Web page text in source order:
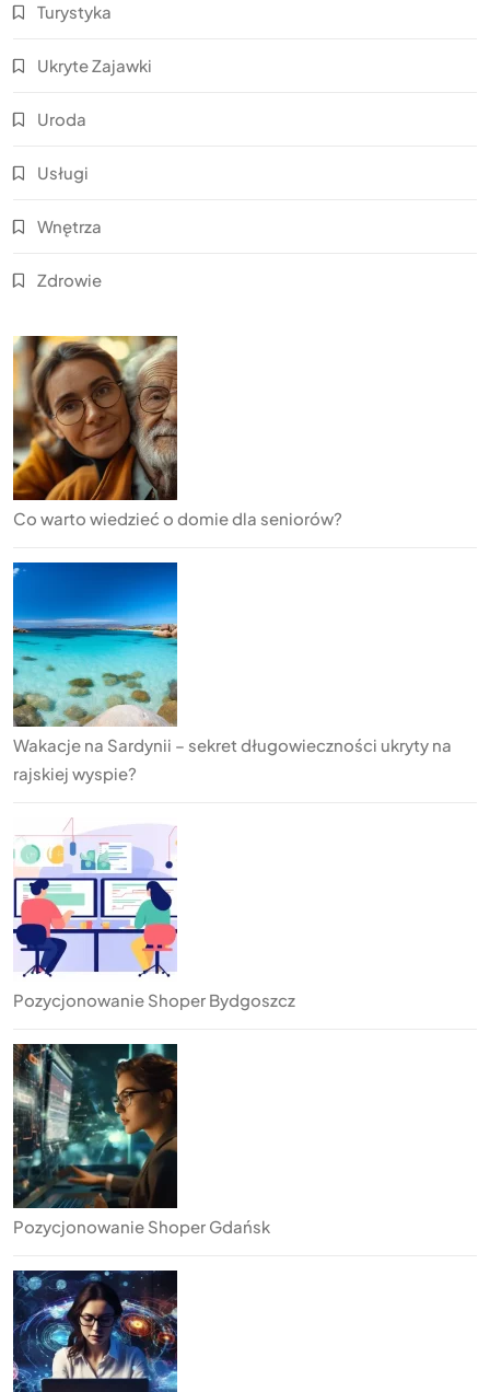
Turystyka
Ukryte Zajawki
Uroda
Usługi
Wnętrza
Zdrowie
Co warto wiedzieć o domie dla seniorów?
Wakacje na Sardynii – sekret długowieczności ukryty na
rajskiej wyspie?
Pozycjonowanie Shoper Bydgoszcz
Pozycjonowanie Shoper Gdańsk